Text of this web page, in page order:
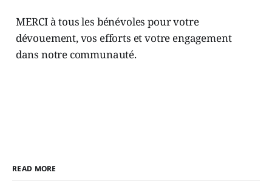
MERCI à tous les bénévoles pour votre
dévouement, vos efforts et votre engagement
dans notre communauté.
READ MORE